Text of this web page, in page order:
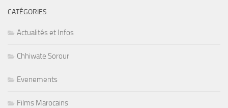
CATÉGORIES
Actualités et Infos
Chhiwate Sorour
Evenements
Films Marocains